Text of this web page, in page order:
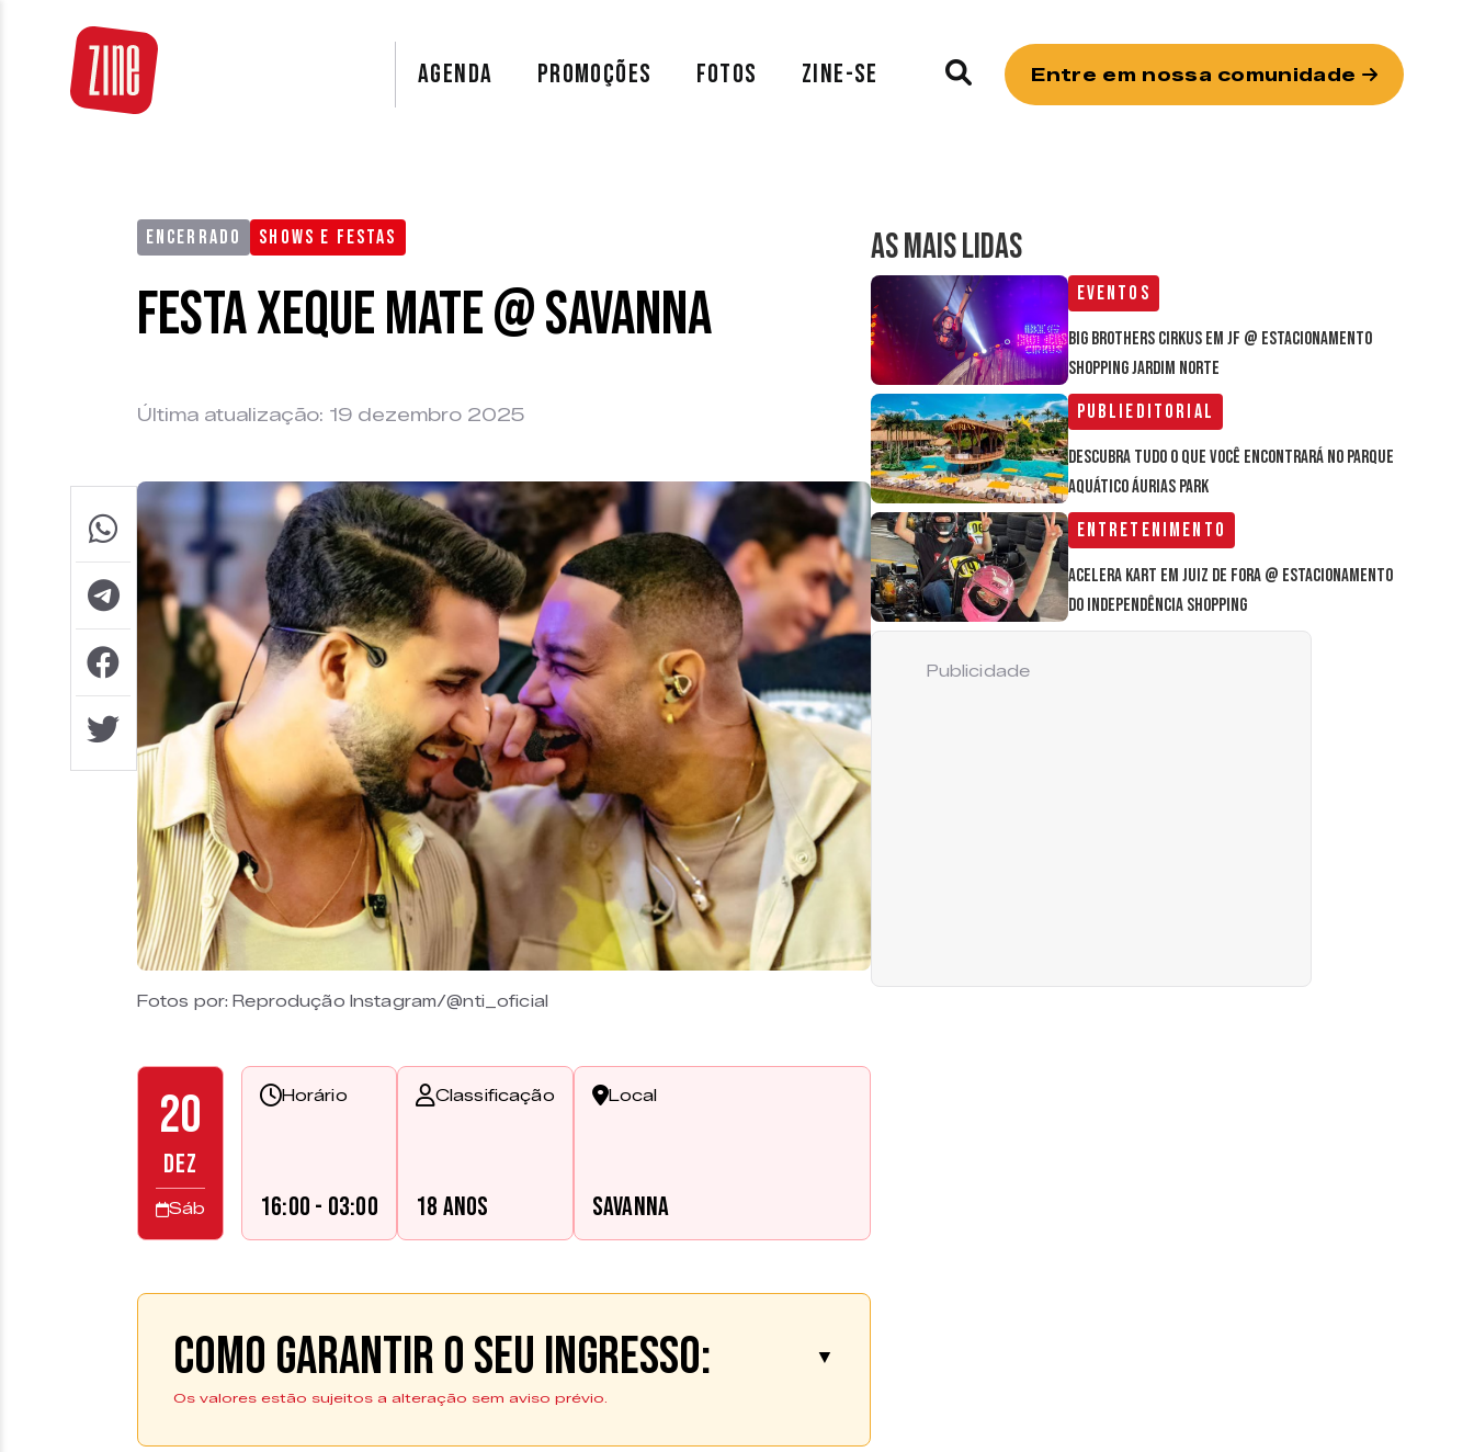
AGENDA PROMOÇÕES FOTOS ZINE-SE Entre em nossa comunidade
ENCERRADO SHOWS E FESTAS
Festa Xeque Mate @ Savanna
Última atualização: 19 dezembro 2025
Fotos por: Reprodução Instagram/@nti_oficial
20
DEZ
Sáb
Horário
16:00 - 03:00
Classificação
18 anos
Local
Savanna
Como garantir o seu ingresso: ▼
Os valores estão sujeitos a alteração sem aviso prévio.
Compre Aqui
AS MAIS LIDAS
Eventos
Big Brothers Cirkus em JF @ estacionamento
Shopping Jardim Norte
Publieditorial
Descubra tudo o que você encontrará no parque
aquático Áurias Park
Entretenimento
Acelera Kart em Juiz de Fora @ estacionamento
do Independência Shopping
Publicidade